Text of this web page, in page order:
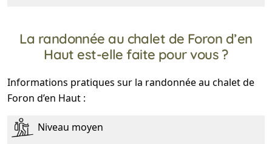
La randonnée au chalet de Foron d’en
Haut est-elle faite pour vous ?
Informations pratiques sur la randonnée au chalet de
Foron d’en Haut :
Niveau moyen